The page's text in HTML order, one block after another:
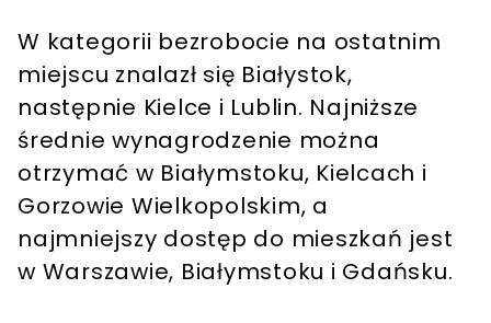
W kategorii bezrobocie na ostatnim
miejscu znalazł się Białystok,
następnie Kielce i Lublin. Najniższe
średnie wynagrodzenie można
otrzymać w Białymstoku, Kielcach i
Gorzowie Wielkopolskim, a
najmniejszy dostęp do mieszkań jest
w Warszawie, Białymstoku i Gdańsku.